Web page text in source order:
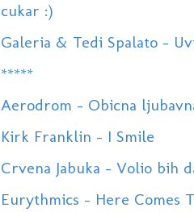
cukar :)
Galeria & Tedi Spalato -
*****
Aerodrom - Obicna
Kirk Franklin - I Smile
Crvena Jabuka - Volio bih
Eurythmics - Here Comes